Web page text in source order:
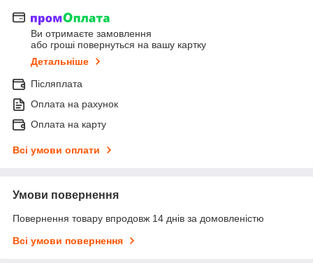
Ви отримаєте замовлення
або гроші повернуться на вашу картку
Детальніше
Післяплата
Оплата на рахунок
Оплата на карту
Всі умови оплати
Умови повернення
Повернення товару впродовж 14 днів за домовленістю
Всі умови повернення